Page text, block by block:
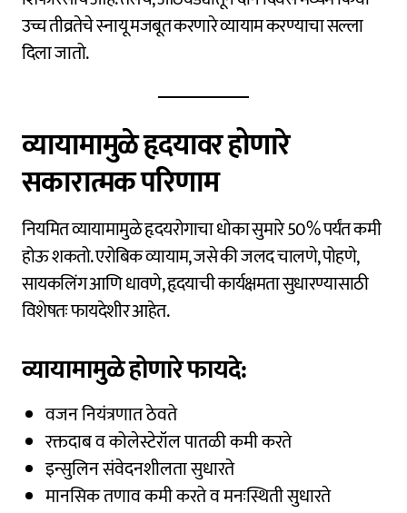
उच्च तीव्रतेचे स्नायू मजबूत करणारे व्यायाम करण्याचा सल्ला
दिला जातो.
व्यायामामुळे हृदयावर होणारे
सकारात्मक परिणाम
नियमित व्यायामामुळे हृदयरोगाचा धोका सुमारे 50% पर्यंत कमी
होऊ शकतो. एरोबिक व्यायाम, जसे की जलद चालणे, पोहणे,
सायकलिंग आणि धावणे, हृदयाची कार्यक्षमता सुधारण्यासाठी
विशेषतः फायदेशीर आहेत.
व्यायामामुळे होणारे फायदे:
वजन नियंत्रणात ठेवते
रक्तदाब व कोलेस्टेरॉल पातळी कमी करते
इन्सुलिन संवेदनशीलता सुधारते
मानसिक तणाव कमी करते व मनःस्थिती सुधारते